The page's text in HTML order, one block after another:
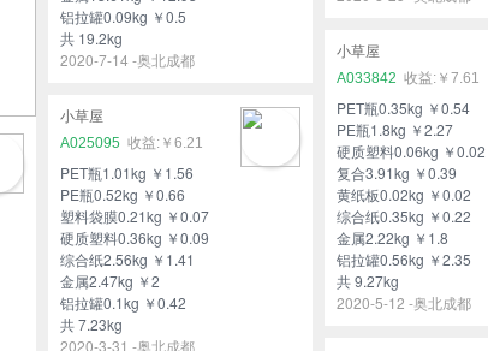
铝拉罐0.09kg ￥0.5
共 19.2kg
2020-7-14 -奥北成都
小草屋
A033842
￥7.61
PET瓶0.35kg ￥0.54
PE瓶1.8kg ￥2.27
硬质塑料0.06kg ￥0.02
复合3.91kg ￥0.39
黄纸板0.02kg ￥0.02
综合纸0.35kg ￥0.22
金属2.22kg ￥1.8
铝拉罐0.56kg ￥2.35
共 9.27kg
2020-5-12 -奥北成都
小草屋
A025095
￥6.21
PET瓶1.01kg ￥1.56
PE瓶0.52kg ￥0.66
塑料袋膜0.21kg ￥0.07
硬质塑料0.36kg ￥0.09
综合纸2.56kg ￥1.41
金属2.47kg ￥2
铝拉罐0.1kg ￥0.42
共 7.23kg
2020-3-31 -奥北成都